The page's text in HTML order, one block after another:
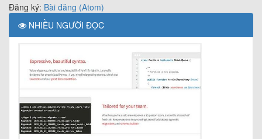
Đăng ký: Bài đăng (Atom)
NHIỀU NGƯỜI ĐỌC